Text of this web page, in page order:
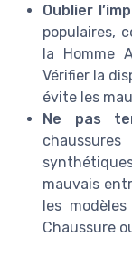
Oublier
populaires,
la Homme
Vérifier la
évite les
Ne pas
mauvais
les
Chaussure